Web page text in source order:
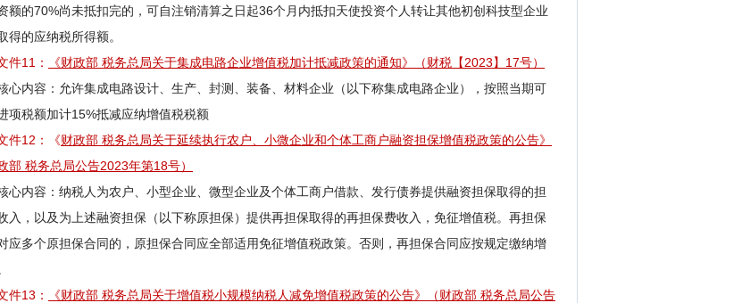
额的70%尚未抵扣完的，可自注销清算之日起36个月内抵扣天使投资个人转让其他初创科技型企业
得的应纳税所得额。
件11：
《财政部 税务总局关于集成电路企业增值税加计抵减政策的通知》（财税【2023】17号）
心内容： 允许集成电路设计、生产、封测、装备、材料企业（以下称集成电路企业），按照当期可
项税额加计15%抵减应纳增值税税额
件12：《财政部 税务总局关于延续执行农户、小微企业和个体工商户融资担保增值税政策的公告》
部 税务总局公告2023年第18号）
心内容： 纳税人为农户、小型企业、微型企业及个体工商户借款、发行债券提供融资担保取得的担
入，以及为上述融资担保（以下称原担保）提供再担保取得的再担保费收入，免征增值税。再担保
应多个原担保合同的，原担保合同应全部适用免征增值税政策。否则，再担保合同应按规定缴纳增
件13：
《财政部 税务总局关于增值税小规模纳税人减免增值税政策的公告》（财政部 税务总局公告